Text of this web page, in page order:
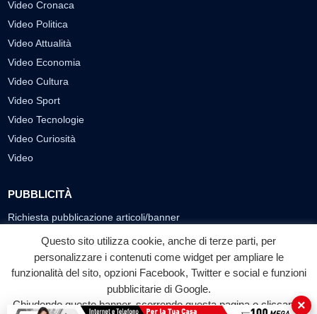
Video Cronaca
Video Politica
Video Attualità
Video Economia
Video Cultura
Video Sport
Video Tecnologie
Video Curiosità
Video
PUBBLICITÀ
Richiesta pubblicazione articoli/banner
SEGUICI SUI SOCIAL
f
Facebook
◎ ▶
YouTube
Questo sito utilizza cookie, anche di terze parti, per
personalizzare i contenuti come widget per ampliare le
funzionalità del sito, opzioni Facebook, Twitter e social e funzioni
pubblicitarie di Google.
Chiudendo questo banner, scorrendo questa pagina o cliccando
×